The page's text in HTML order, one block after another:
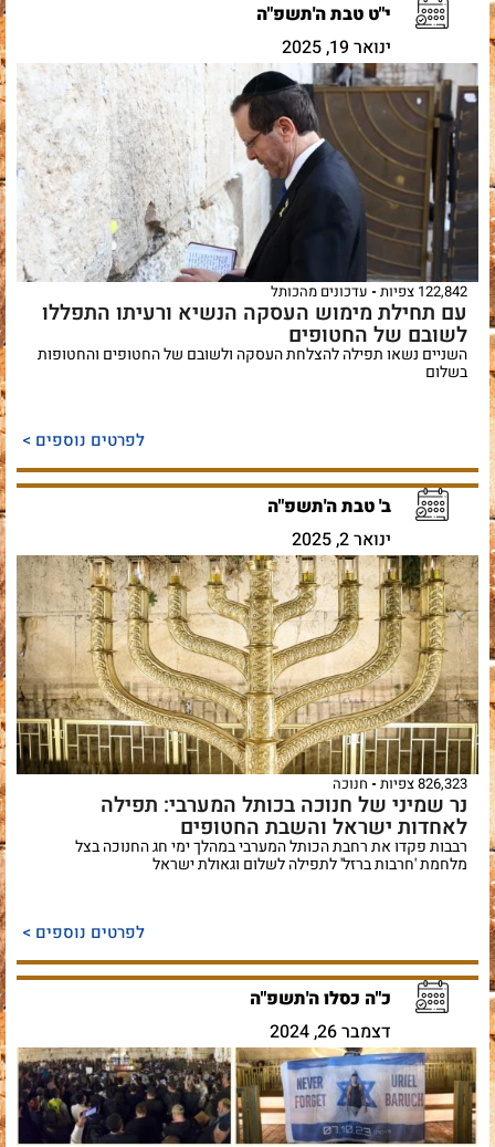
י"ט טבת ה'תשפ"ה
ינואר 19, 2025
122,842 צפיות עדכונים מהכותל
עם תחילת מימוש העסקה הנשיא ורעיתו התפללו
לשובם של החטופים
השניים נשאו תפילה להצלחת העסקה ולשובם של החטופים והחטופות
בשלום
לפרטים נוספים >
ב' טבת ה'תשפ"ה
ינואר 2, 2025
826,323 צפיות חנוכה
נר שמיני של חנוכה בכותל המערבי: תפילה
לאחדות ישראל והשבת החטופים
רבבות פקדו את רחבת הכותל המערבי במהלך ימי חג החנוכה בצל
מלחמת 'חרבות ברזל' לתפילה לשלום וגאולת ישראל
לפרטים נוספים >
כ"ה כסלו ה'תשפ"ה
דצמבר 26, 2024